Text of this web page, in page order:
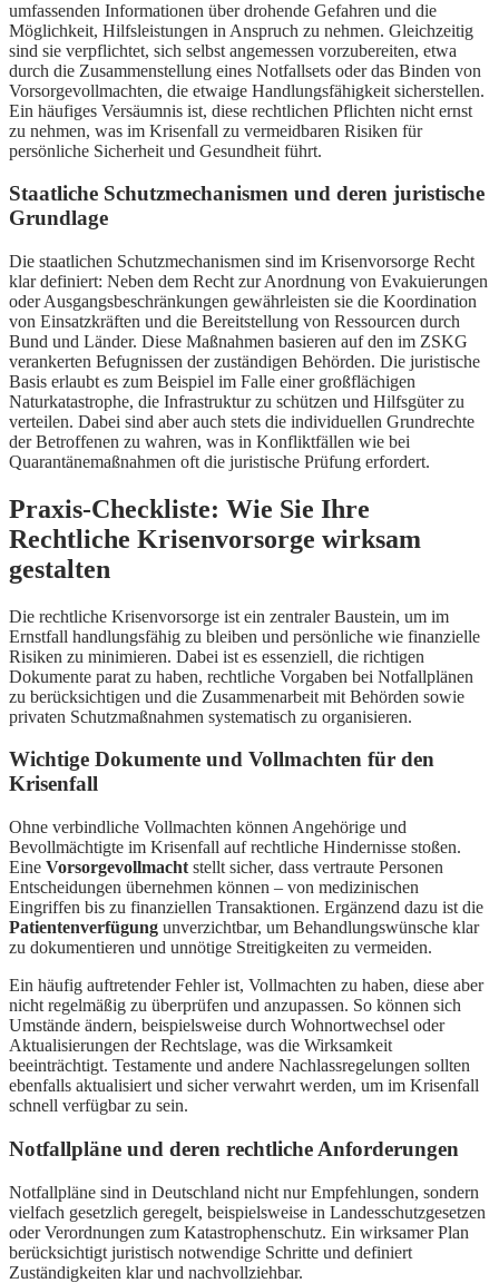
umfassenden Informationen über drohende Gefahren und die
Möglichkeit, Hilfsleistungen in Anspruch zu nehmen. Gleichzeitig
sind sie verpflichtet, sich selbst angemessen vorzubereiten, etwa
durch die Zusammenstellung eines Notfallsets oder das Binden von
Vorsorgevollmachten, die etwaige Handlungsfähigkeit sicherstellen.
Ein häufiges Versäumnis ist, diese rechtlichen Pflichten nicht ernst
zu nehmen, was im Krisenfall zu vermeidbaren Risiken für
persönliche Sicherheit und Gesundheit führt.
Staatliche Schutzmechanismen und deren juristische
Grundlage
Die staatlichen Schutzmechanismen sind im Krisenvorsorge Recht
klar definiert: Neben dem Recht zur Anordnung von Evakuierungen
oder Ausgangsbeschränkungen gewährleisten sie die Koordination
von Einsatzkräften und die Bereitstellung von Ressourcen durch
Bund und Länder. Diese Maßnahmen basieren auf den im ZSKG
verankerten Befugnissen der zuständigen Behörden. Die juristische
Basis erlaubt es zum Beispiel im Falle einer großflächigen
Naturkatastrophe, die Infrastruktur zu schützen und Hilfsgüter zu
verteilen. Dabei sind aber auch stets die individuellen Grundrechte
der Betroffenen zu wahren, was in Konfliktfällen wie bei
Quarantänemaßnahmen oft die juristische Prüfung erfordert.
Praxis-Checkliste: Wie Sie Ihre
Rechtliche Krisenvorsorge wirksam
gestalten
Die rechtliche Krisenvorsorge ist ein zentraler Baustein, um im
Ernstfall handlungsfähig zu bleiben und persönliche wie finanzielle
Risiken zu minimieren. Dabei ist es essenziell, die richtigen
Dokumente parat zu haben, rechtliche Vorgaben bei Notfallplänen
zu berücksichtigen und die Zusammenarbeit mit Behörden sowie
privaten Schutzmaßnahmen systematisch zu organisieren.
Wichtige Dokumente und Vollmachten für den
Krisenfall
Ohne verbindliche Vollmachten können Angehörige und
Bevollmächtigte im Krisenfall auf rechtliche Hindernisse stoßen.
Eine Vorsorgevollmacht stellt sicher, dass vertraute Personen
Entscheidungen übernehmen können – von medizinischen
Eingriffen bis zu finanziellen Transaktionen. Ergänzend dazu ist die
Patientenverfügung unverzichtbar, um Behandlungswünsche klar
zu dokumentieren und unnötige Streitigkeiten zu vermeiden.
Ein häufig auftretender Fehler ist, Vollmachten zu haben, diese aber
nicht regelmäßig zu überprüfen und anzupassen. So können sich
Umstände ändern, beispielsweise durch Wohnortwechsel oder
Aktualisierungen der Rechtslage, was die Wirksamkeit
beeinträchtigt. Testamente und andere Nachlassregelungen sollten
ebenfalls aktualisiert und sicher verwahrt werden, um im Krisenfall
schnell verfügbar zu sein.
Notfallpläne und deren rechtliche Anforderungen
Notfallpläne sind in Deutschland nicht nur Empfehlungen, sondern
vielfach gesetzlich geregelt, beispielsweise in Landesschutzgesetzen
oder Verordnungen zum Katastrophenschutz. Ein wirksamer Plan
berücksichtigt juristisch notwendige Schritte und definiert
Zuständigkeiten klar und nachvollziehbar.